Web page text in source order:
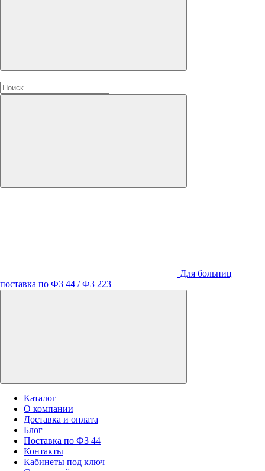
Для больниц
поставка по ФЗ 44 / ФЗ 223
Каталог
О компании
Доставка и оплата
Блог
Поставка по ФЗ 44
Контакты
Кабинеты под ключ